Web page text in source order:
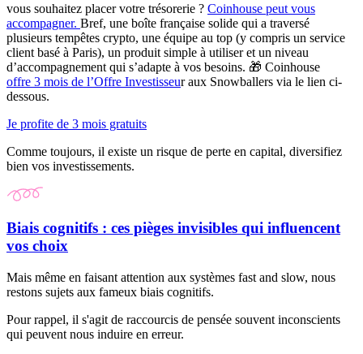
vous souhaitez placer votre trésorerie ? Coinhouse peut vous
accompagner. Bref, une boîte française solide qui a traversé
plusieurs tempêtes crypto, une équipe au top (y compris un service
client basé à Paris), un produit simple à utiliser et un niveau
d’accompagnement qui s’adapte à vos besoins. 🎁 Coinhouse
offre 3 mois de l’Offre Investisseur aux Snowballers via le lien ci-
dessous.
Je profite de 3 mois gratuits
Comme toujours, il existe un risque de perte en capital, diversifiez
bien vos investissements.
Biais cognitifs : ces pièges invisibles qui influencent
vos choix
Mais même en faisant attention aux systèmes fast and slow, nous
restons sujets aux fameux biais cognitifs.
Pour rappel, il s'agit de raccourcis de pensée souvent inconscients
qui peuvent nous induire en erreur.